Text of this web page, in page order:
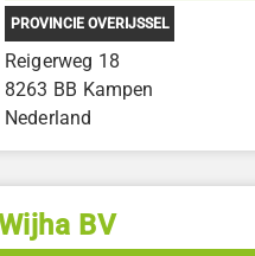
PROVINCIE OVERIJSSEL
Reigerweg 18
8263 BB Kampen
Nederland
BV